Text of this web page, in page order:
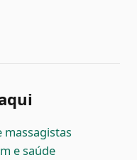
massagistas
e saúde